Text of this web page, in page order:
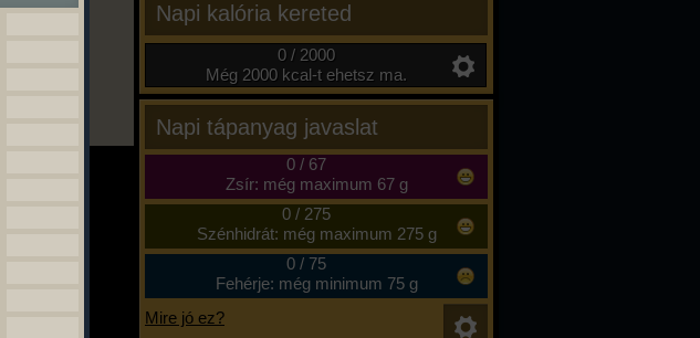
Napi kalória kereted
0 / 2000
Még 2000 kcal-t ehetsz ma.
Napi tápanyag javaslat
0/ 67
Zsír: még maximum 67 g
0/ 275
Szénhidrát: még maximum 275 g
0/ 75
Fehérje: még minimum 75 g
Mire jó ez?